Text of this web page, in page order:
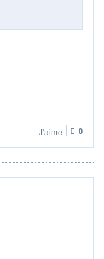
J'aime 0